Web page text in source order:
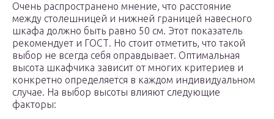
Очень распространено мнение, что расстояние
между столешницей и нижней границей навесного
шкафа должно быть равно 50 см. Этот показатель
рекомендует и ГОСТ. Но стоит отметить, что такой
выбор не всегда себя оправдывает. Оптимальная
высота шкафчика зависит от многих критериев и
конкретно определяется в каждом индивидуальном
случае. На выбор высоты влияют следующие
факторы: